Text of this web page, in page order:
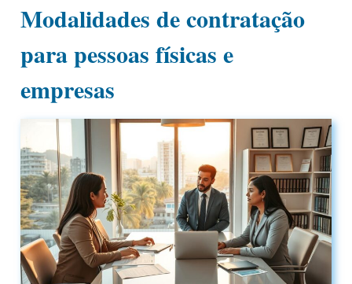
Modalidades de contratação
para pessoas físicas e
empresas